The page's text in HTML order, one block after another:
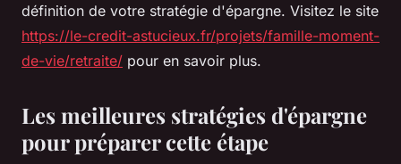
définition de votre stratégie d'épargne. Visitez le site
https://le-credit-astucieux.fr/projets/famille-moment-
de-vie/retraite/ pour en savoir plus.
Les meilleures stratégies d'épargne
pour préparer cette étape